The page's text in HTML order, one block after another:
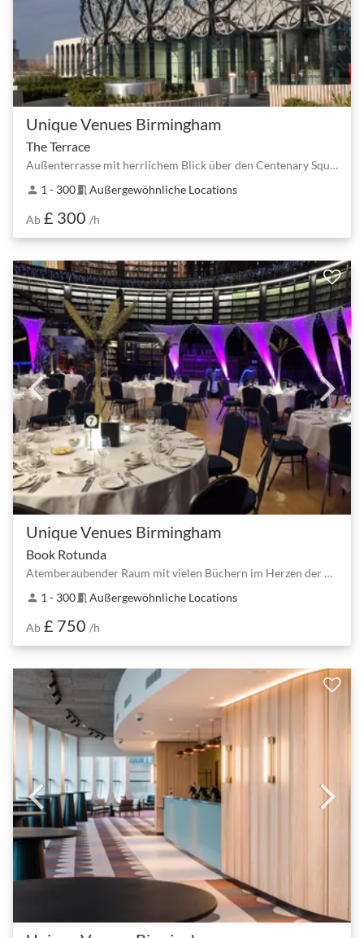
Unique Venues Birmingham
The Terrace
Außenterrasse mit herrlichem Blick über den Centenary Square
person 1 - 300meeting_room Außergewöhnliche Locations
Ab £ 300 /h
Unique Venues Birmingham
Book Rotunda
Atemberaubender Raum mit vielen Büchern im Herzen der Bibliothek von Birmingham
person 1 - 300meeting_room Außergewöhnliche Locations
Ab £ 750 /h